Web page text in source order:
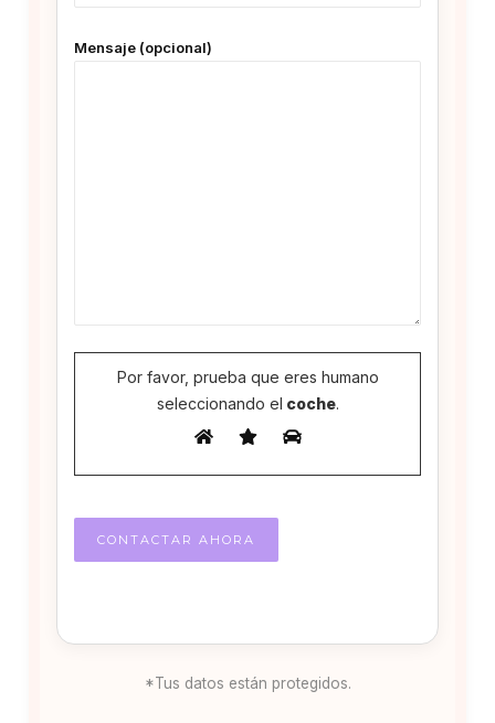
Mensaje (opcional)
Por favor, prueba que eres humano
seleccionando el coche.
*Tus datos están protegidos.